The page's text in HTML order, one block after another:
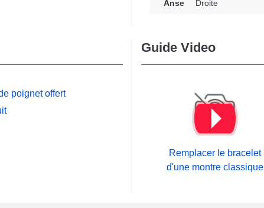
Une fixation
du bracelet
d'un boîtier de montre
montre analogique
Anse Droite
poignet offert
Guide Video
Remplacer le bracelet
d'une montre classique